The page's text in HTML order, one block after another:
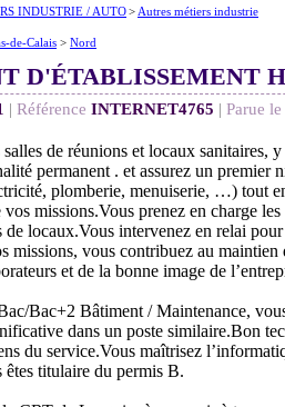
INDUSTRIE / AUTO> Autres métiers industrie
de-Calais > Nord
D'ÉTABLISSEMENT
| Référence INTERNET4765 | Parue le
de réunions et locaux sanitaires,
permanent . et assurez un premier
plomberie, menuiserie, …) tout
vos missions.Vous prenez en charge
de locaux.Vous intervenez en relai
missions, vous contribuez au maintien
et de la bonne image de
Bac+2 Bâtiment / Maintenance,
dans un poste similaire.Bon
du service.Vous maîtrisez
titulaire du permis B.